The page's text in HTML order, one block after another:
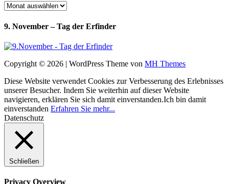
Archiv
9. November – Tag der Erfinder
Copyright © 2026 | WordPress Theme von MH Themes
Diese Website verwendet Cookies zur Verbesserung des Erlebnisses
unserer Besucher. Indem Sie weiterhin auf dieser Website
navigieren, erklären Sie sich damit einverstanden.Ich bin damit
einverstanden Erfahren Sie mehr...
Datenschutz
Schließen
Privacy Overview